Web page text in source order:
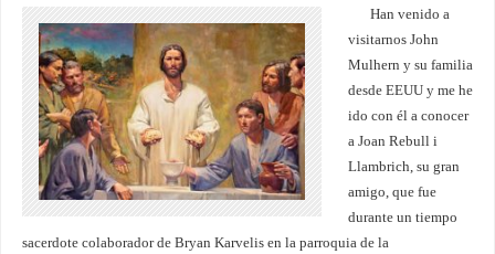
Han venido a
visitarnos John
Mulhern y su familia
desde EEUU y me he
ido con él a conocer
a Joan Rebull i
Llambrich, su gran
amigo, que fue
durante un tiempo
sacerdote colaborador de Bryan Karvelis en la parroquia de la